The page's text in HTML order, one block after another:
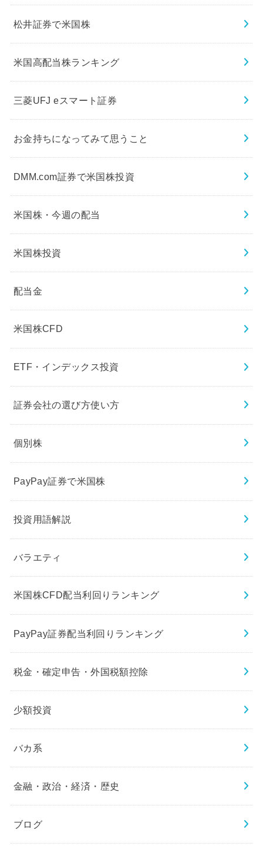
松井証券で米国株
米国高配当株ランキング
三菱UFJ eスマート証券
お金持ちになってみて思うこと
DMM.com証券で米国株投資
米国株・今週の配当
米国株投資
配当金
米国株CFD
ETF・インデックス投資
証券会社の選び方使い方
個別株
PayPay証券で米国株
投資用語解説
バラエティ
米国株CFD配当利回りランキング
PayPay証券配当利回りランキング
税金・確定申告・外国税額控除
少額投資
バカ系
金融・政治・経済・歴史
ブログ